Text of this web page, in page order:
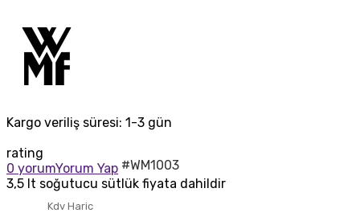
Kargo veriliş süresi: 1-3 gün
rating
0 yorumYorum Yap #WM1003
3,5 lt soğutucu sütlük fiyata dahildir
Kdv Haric